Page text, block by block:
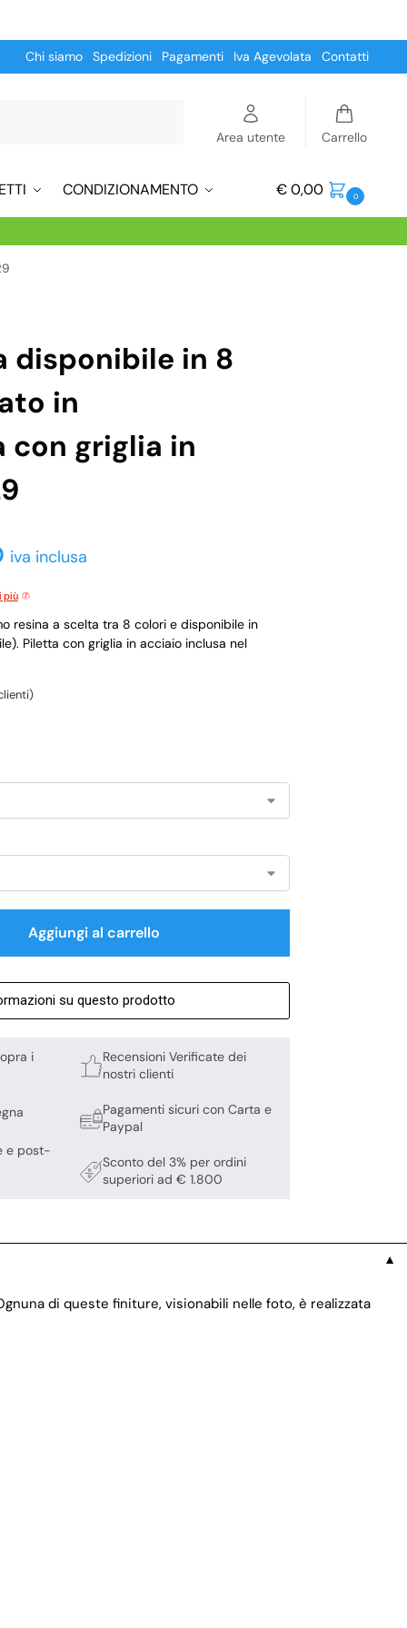
Chi siamo Spedizioni Pagamenti Iva Agevolata Contatti
Area utente Carrello
CONDIZIONAMENTO €0,00 0
disponibile in 8
in
con griglia in
iva inclusa
più
resina a scelta tra 8 colori e disponibile in
Piletta con griglia in acciaio inclusa nel
Aggiungi al carrello
su questo prodotto
i
e post-
Recensioni Verificate dei
nostri clienti
Pagamenti sicuri con Carta e
Paypal
Sconto del 3% per ordini
superiori ad € 1.800
▼
di queste finiture, visionabili nelle foto, è realizzata